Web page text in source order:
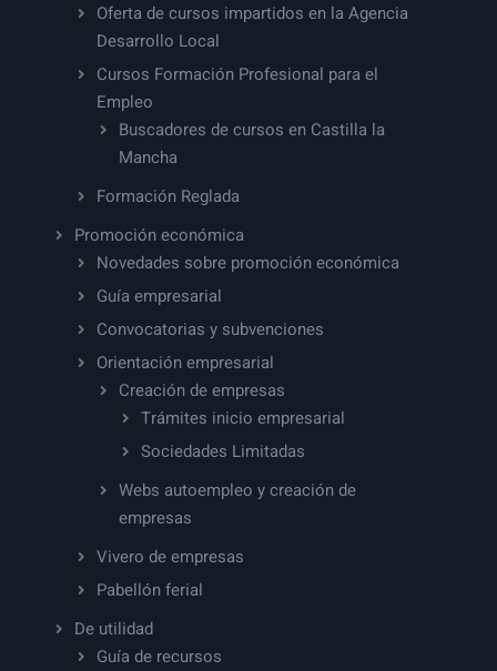
Oferta de cursos impartidos en la Agencia
Desarrollo Local
Cursos Formación Profesional para el
Empleo
Buscadores de cursos en Castilla la
Mancha
Formación Reglada
Promoción económica
Novedades sobre promoción económica
Guía empresarial
Convocatorias y subvenciones
Orientación empresarial
Creación de empresas
Trámites inicio empresarial
Sociedades Limitadas
Webs autoempleo y creación de
empresas
Vivero de empresas
Pabellón ferial
De utilidad
Guía de recursos